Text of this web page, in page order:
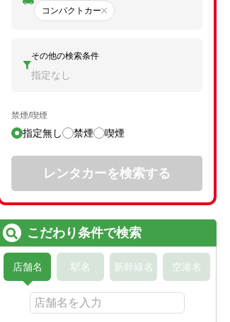
コンパクトカー
その他の検索条件
指定なし
禁煙/喫煙
指定無し 禁煙 喫煙
レンタカーを検索する
こだわり条件で検索
店舗名 駅名 新幹線名 空港名